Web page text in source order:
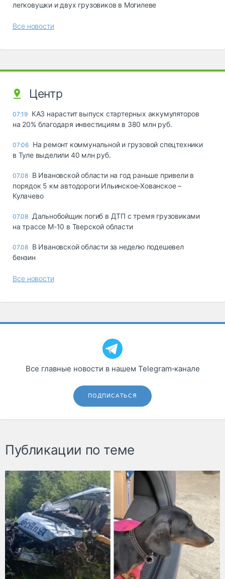
легковушки и двух грузовиков в Могилеве
Все новости
Центр
07:19 КАЗ нарастит выпуск стартерных аккумуляторов
на 20% благодаря инвестициям в 380 млн руб.
07:06 На ремонт коммунальной и грузовой спецтехники
в Туле выделили 40 млн руб.
07.08 В Ивановской области на год раньше привели в
порядок 5 км автодороги Ильинское-Хованское –
Кулачево
07.08 Дальнобойщик погиб в ДТП с тремя грузовиками
на трассе М-10 в Тверской области
07.08 В Ивановской области за неделю подешевел
бензин
Все новости
Все главные новости в нашем Telegram‑канале
ПОДПИСАТЬСЯ
Публикации по теме